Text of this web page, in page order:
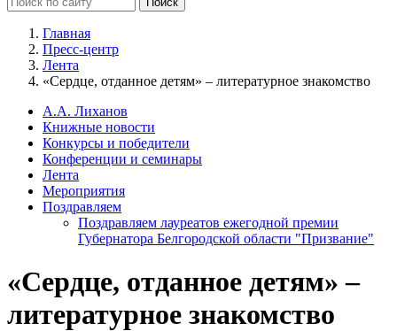
Главная
Пресс-центр
Лента
«Сердце, отданное детям» – литературное знакомство
А.А. Лиханов
Книжные новости
Конкурсы и победители
Конференции и семинары
Лента
Мероприятия
Поздравляем
Поздравляем лауреатов ежегодной премии
Губернатора Белгородской области "Призвание"
«Сердце, отданное детям» –
литературное знакомство